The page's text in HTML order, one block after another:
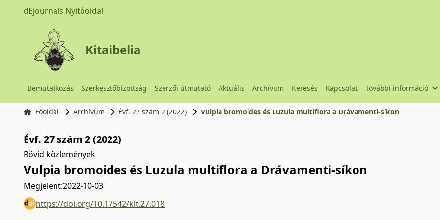
dEjournals Nyitóoldal
Kitaibelia
Bemutatkozás Szerkesztőbizottság Szerzői útmutató Aktuális Archívum Keresés Kapcsolat További információ
Főoldal Archívum Évf. 27 szám 2 (2022) Vulpia bromoides és Luzula multiflora a Drávamenti-síkon
Évf. 27 szám 2 (2022)
Rövid közlemények
Vulpia bromoides és Luzula multiflora a Drávamenti-síkon
Megjelent:2022-10-03
https://doi.org/10.17542/kit.27.018